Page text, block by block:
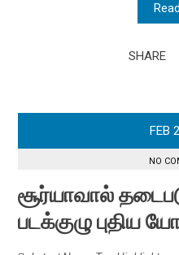
SHARE
FEB
NO
சூர்யாவால்
படக்குழு புதிய